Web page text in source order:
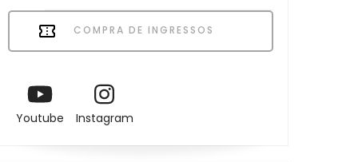
COMPRA DE INGRESSOS
Youtube Instagram